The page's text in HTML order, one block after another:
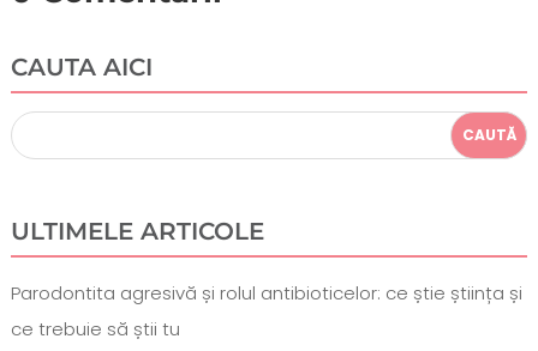
CAUTA AICI
ULTIMELE ARTICOLE
Parodontita agresivă și rolul antibioticelor: ce știe știința și
ce trebuie să știi tu